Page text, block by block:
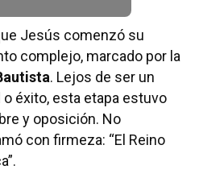
Jesús comenzó su
complejo, marcado por la
. Lejos de ser un
éxito, esta etapa estuvo
y oposición. No
con firmeza: “El Reino